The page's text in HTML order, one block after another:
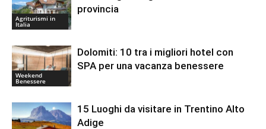
Agriturismi in
Italia
provincia
Weekend
Benessere
Dolomiti: 10 tra i migliori hotel con
SPA per una vacanza benessere
15 Luoghi da visitare in Trentino Alto
Adige